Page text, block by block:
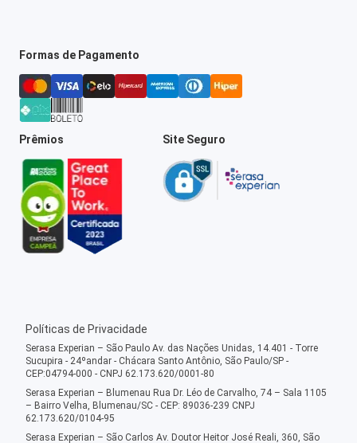
Formas de Pagamento
Prêmios Site Seguro
Políticas de Privacidade
Serasa Experian – São Paulo Av. das Nações Unidas, 14.401 - Torre
Sucupira - 24ºandar - Chácara Santo Antônio, São Paulo/SP -
CEP:04794-000 - CNPJ 62.173.620/0001-80
Serasa Experian – Blumenau Rua Dr. Léo de Carvalho, 74 – Sala 1105
– Bairro Velha, Blumenau/SC - CEP: 89036-239 CNPJ
62.173.620/0104-95
Serasa Experian – São Carlos Av. Doutor Heitor José Reali, 360, São